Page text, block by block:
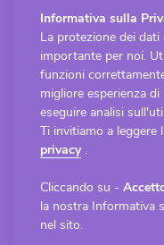
8.30 -
Copyright © 2023
riservati -Informativa
Gestione progetto
Informativa sulla
La protezione dei
importante per noi.
funzioni
migliore esperienza
eseguire analisi
Ti invitiamo a leggere
privacy.
Cliccando su -
la nostra Informativa
nel sito.